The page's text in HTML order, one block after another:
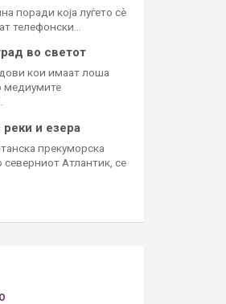
поради која луѓето сè
телефонски…
во светот
кои имаат лоша
медиумите
реки и езера
прекуморска
северниот Атлантик, се